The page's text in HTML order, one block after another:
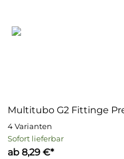
Multitubo G2 Fittinge
4 Varianten
Sofort lieferbar
ab 8,29 €*